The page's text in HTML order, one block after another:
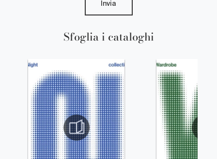
Sfoglia i cataloghi
Invia